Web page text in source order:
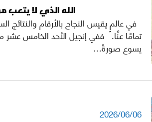
الله الذي لا يتعب
في عالمٍ يقيس النجاح بالأرقام والنتائج
تمامًا عنَّا. ففي إنجيل الأحد الخامس عشر
يسوع صورةً…
2026/06/06